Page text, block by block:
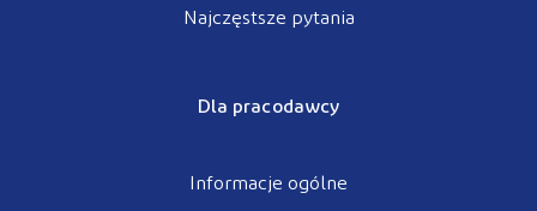
Najczęstsze pytania
Dla pracodawcy
Informacje ogólne